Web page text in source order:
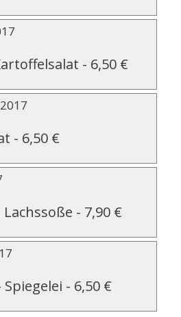
- 6,50 €
- 6,50 €
- 7,90 €
- 6,50 €